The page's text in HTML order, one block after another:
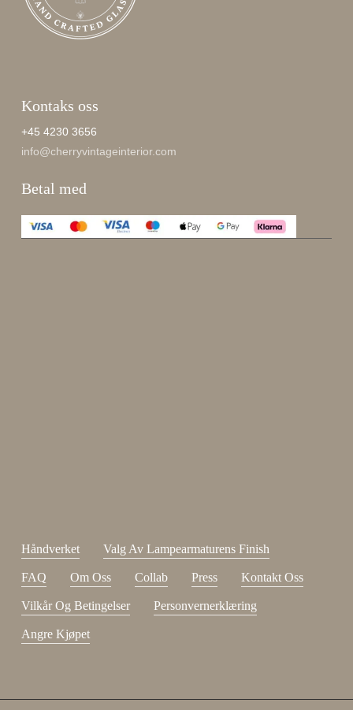
Delsum: 0,00NOK
Kontaks oss
+45 4230 3656
info@cherryvintageinterior.com
Betal med
Håndverket Valg Av Lampearmaturens Finish
FAQ Om Oss Collab Press Kontakt Oss
Vilkår Og Betingelser Personvernerklæring
Angre Kjøpet